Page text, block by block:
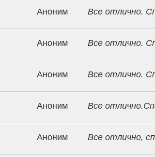
Аноним Все отлично.
Аноним Все отлично.
Аноним Все отлично.
Аноним Все
Аноним Все отлично,